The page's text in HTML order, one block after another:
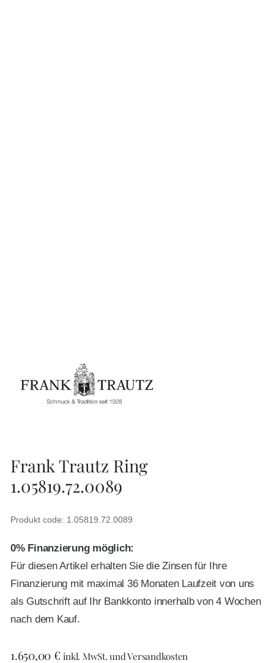
Frank Trautz Ring
1.05819.72.0089
Produkt code: 1.05819.72.0089
0% Finanzierung möglich:
Für diesen Artikel erhalten Sie die Zinsen für Ihre
Finanzierung mit maximal 36 Monaten Laufzeit von uns
als Gutschrift auf Ihr Bankkonto innerhalb von 4 Wochen
nach dem Kauf.
1.650,00€ inkl. MwSt. und Versandkosten